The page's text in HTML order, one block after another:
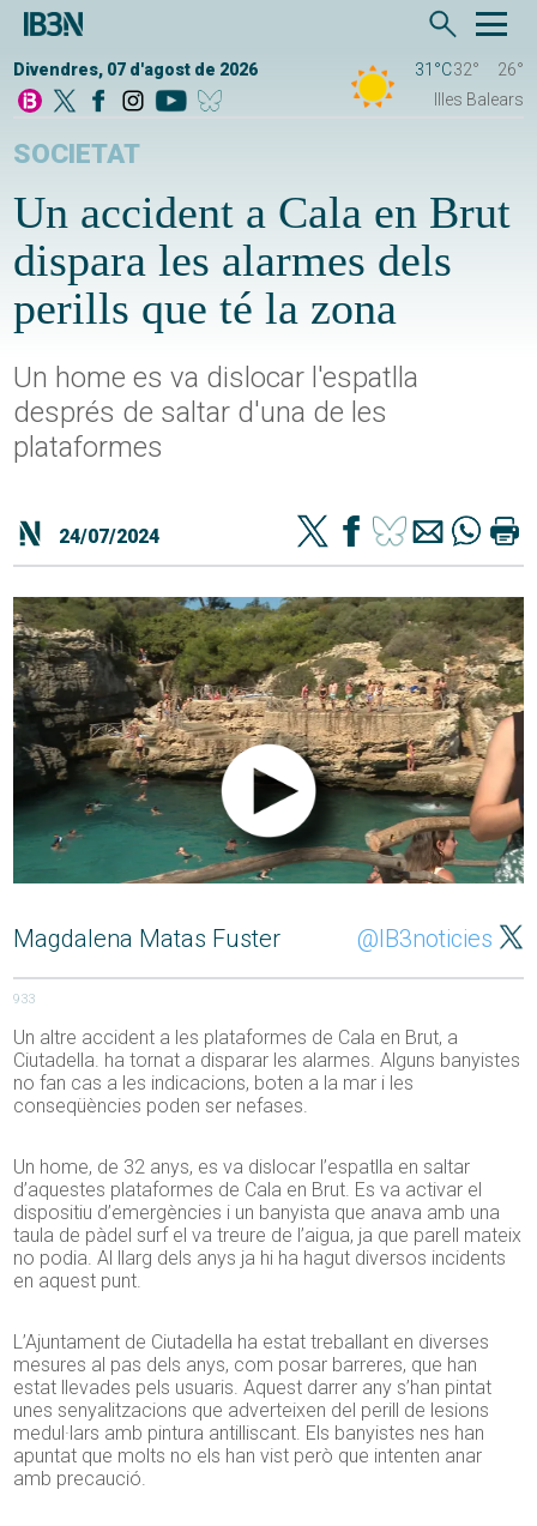
Divendres, 07 d'agost de 2026 31°C32°
26°
Illes Balears
SOCIETAT
Un accident a Cala en Brut
dispara les alarmes dels
perills que té la zona
Un home es va dislocar l'espatlla
després de saltar d'una de les
plataformes
24/07/2024
Magdalena Matas Fuster @IB3noticies
933
Un altre accident a les plataformes de Cala en Brut, a
Ciutadella. ha tornat a disparar les alarmes. Alguns banyistes
no fan cas a les indicacions, boten a la mar i les
conseqüències poden ser nefases.
Un home, de 32 anys, es va dislocar l’espatlla en saltar
d’aquestes plataformes de Cala en Brut. Es va activar el
dispositiu d’emergències i un banyista que anava amb una
taula de pàdel surf el va treure de l’aigua, ja que parell mateix
no podia. Al llarg dels anys ja hi ha hagut diversos incidents
en aquest punt.
L’Ajuntament de Ciutadella ha estat treballant en diverses
mesures al pas dels anys, com posar barreres, que han
estat llevades pels usuaris. Aquest darrer any s’han pintat
unes senyalitzacions que adverteixen del perill de lesions
medul·lars amb pintura antilliscant. Els banyistes nes han
apuntat que molts no els han vist però que intenten anar
amb precaució.